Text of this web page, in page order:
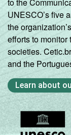
UNESCO’s five
the
efforts to
societies.
and the
Learn about